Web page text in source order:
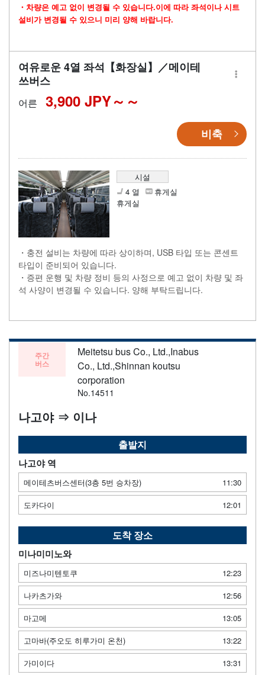
・차량은 예고 없이 변경될 수 있습니다.이에 따라 좌석이나 시트
설비가 변경될 수 있으니 미리 양해 바랍니다.
여유로운 4열 좌석【화장실】／메이테
쓰버스
어른 3,900 JPY～
비축
시설
4 열
휴게실
휴게실
・충전 설비는 차량에 따라 상이하며, USB 타입 또는 콘센트
타입이 준비되어 있습니다.
・증편 운행 및 차량 정비 등의 사정으로 예고 없이 차량 및 좌
석 사양이 변경될 수 있습니다. 양해 부탁드립니다.
주간
버스
Meitetsu bus Co., Ltd.,Inabus
Co., Ltd.,Shinnan koutsu
corporation
No.14511
나고야 ⇒ 이나
출발지
나고야 역
메이테츠버스센터(3층 5번 승차장)
11:30
도카다이
12:01
도착 장소
미나미미노와
미즈나미텐토쿠
12:23
나카츠가와
12:56
마고메
13:05
고마바(주오도 히루가미 온천)
13:22
가미이다
13:31